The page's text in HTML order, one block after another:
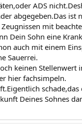
ADS
abgegeben.Das ist
mit
Dein Sohn eine
auch mit einem
Sauerrei.
keinen Stellenwert
hier fachsimpeln.
schade,das
Deines Sohnes